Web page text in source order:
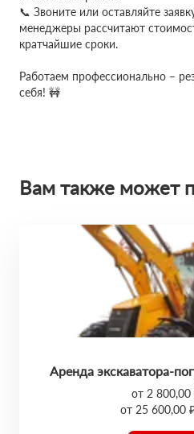
📞 Звоните или оставляйте
менеджеры рассчитают
кратчайшие сроки.
Работаем профессионально –
себя! 🚧
Вам также может
Аренда экскаватора-
от 2 800,00
от 25 600,00